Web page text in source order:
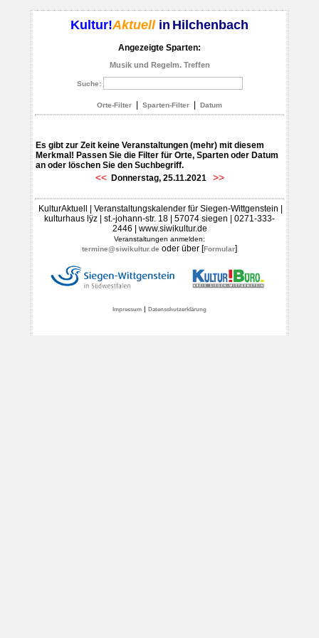
Kultur!Aktuellin Hilchenbach
Angezeigte Sparten:
Musik und Regelm. Treffen
Suche:
Orte-Filter Sparten-Filter Datum
Es gibt zur Zeit keine Veranstaltungen (mehr) mit diesem
Merkmal! Passen Sie die Filter für Orte, Sparten oder Datum
an oder löschen Sie den Suchbegriff.
<< Donnerstag, 25.11.2021 >>
KulturAktuell | Veranstaltungskalender für Siegen-Wittgenstein |
kulturhaus lÿz | st.-johann-str. 18 | 57074 siegen | 0271-333-
2446 | www.siwikultur.de
Veranstaltungen anmelden:
termine@siwikultur.de oder über [Formular]
Impressum | Datenschutzerklärung